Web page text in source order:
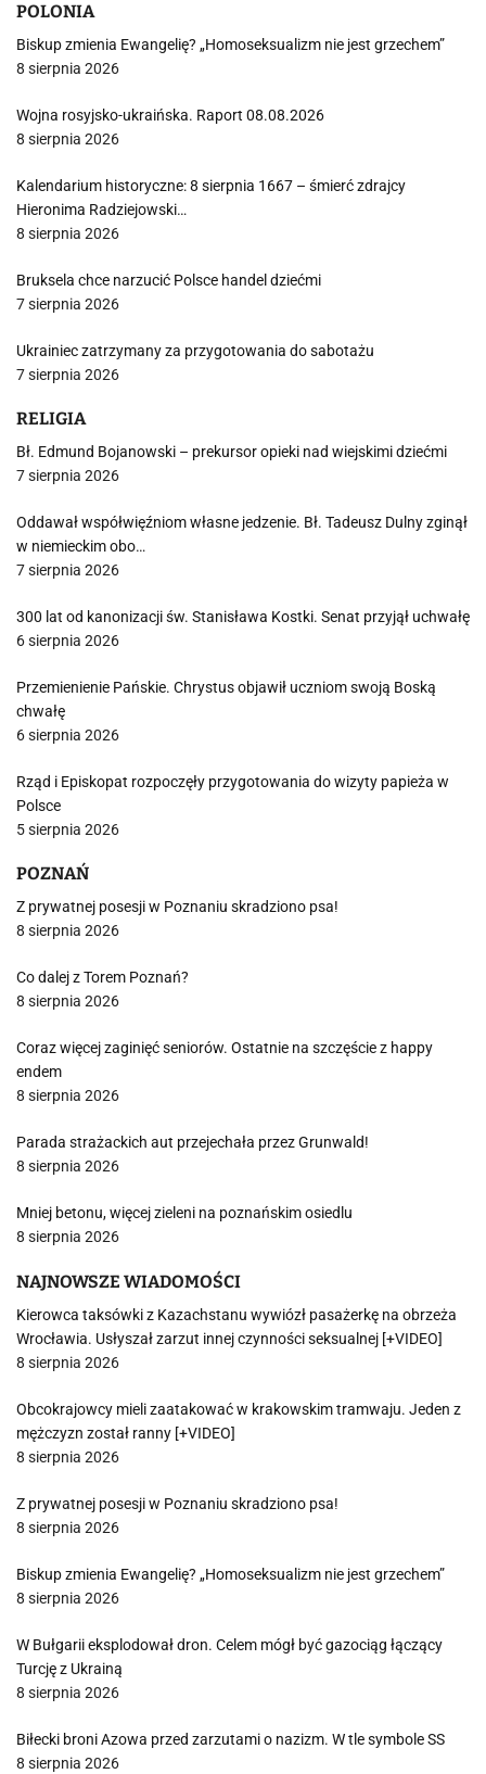
POLONIA
Biskup zmienia Ewangelię? „Homoseksualizm nie jest grzechem”
8 sierpnia 2026
Wojna rosyjsko-ukraińska. Raport 08.08.2026
8 sierpnia 2026
Kalendarium historyczne: 8 sierpnia 1667 – śmierć zdrajcy
Hieronima Radziejowski…
8 sierpnia 2026
Bruksela chce narzucić Polsce handel dziećmi
7 sierpnia 2026
Ukrainiec zatrzymany za przygotowania do sabotażu
7 sierpnia 2026
RELIGIA
Bł. Edmund Bojanowski – prekursor opieki nad wiejskimi dziećmi
7 sierpnia 2026
Oddawał współwięźniom własne jedzenie. Bł. Tadeusz Dulny zginął
w niemieckim obo…
7 sierpnia 2026
300 lat od kanonizacji św. Stanisława Kostki. Senat przyjął uchwałę
6 sierpnia 2026
Przemienienie Pańskie. Chrystus objawił uczniom swoją Boską
chwałę
6 sierpnia 2026
Rząd i Episkopat rozpoczęły przygotowania do wizyty papieża w
Polsce
5 sierpnia 2026
POZNAŃ
Z prywatnej posesji w Poznaniu skradziono psa!
8 sierpnia 2026
Co dalej z Torem Poznań?
8 sierpnia 2026
Coraz więcej zaginięć seniorów. Ostatnie na szczęście z happy
endem
8 sierpnia 2026
Parada strażackich aut przejechała przez Grunwald!
8 sierpnia 2026
Mniej betonu, więcej zieleni na poznańskim osiedlu
8 sierpnia 2026
NAJNOWSZE WIADOMOŚCI
Kierowca taksówki z Kazachstanu wywiózł pasażerkę na obrzeża
Wrocławia. Usłyszał zarzut innej czynności seksualnej [+VIDEO]
8 sierpnia 2026
Obcokrajowcy mieli zaatakować w krakowskim tramwaju. Jeden z
mężczyzn został ranny [+VIDEO]
8 sierpnia 2026
Z prywatnej posesji w Poznaniu skradziono psa!
8 sierpnia 2026
Biskup zmienia Ewangelię? „Homoseksualizm nie jest grzechem”
8 sierpnia 2026
W Bułgarii eksplodował dron. Celem mógł być gazociąg łączący
Turcję z Ukrainą
8 sierpnia 2026
Biłecki broni Azowa przed zarzutami o nazizm. W tle symbole SS
8 sierpnia 2026